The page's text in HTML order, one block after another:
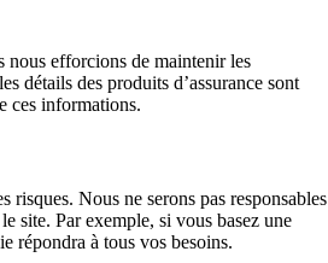
nous efforcions de maintenir les
détails des produits d’assurance sont
ces informations.
Nous ne serons pas responsables
site. Par exemple, si vous basez une
répondra à tous vos besoins.